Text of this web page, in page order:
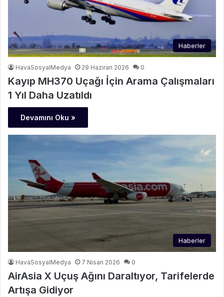
Haberler
HavaSosyalMedya 29 Haziran 2026 0
Kayıp MH370 Uçağı İçin Arama Çalışmaları
1 Yıl Daha Uzatıldı
Devamını Oku »
Haberler
HavaSosyalMedya 7 Nisan 2026 0
AirAsia X Uçuş Ağını Daraltıyor, Tarifelerde
Artışa Gidiyor